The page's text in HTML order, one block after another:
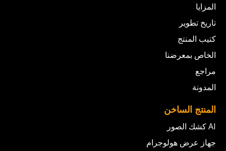
المزايا
تاريخ تطوير
كتيب المنتج
الخاص بمعرضنا
مراجع
المدونة
المنتج الساخن
AI كشك الصور
جهاز عرض هولوجرام